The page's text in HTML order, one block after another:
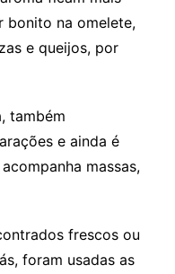
bonito na omelete,
e queijos, por
também
e ainda é
massas,
frescos ou
foram usadas as